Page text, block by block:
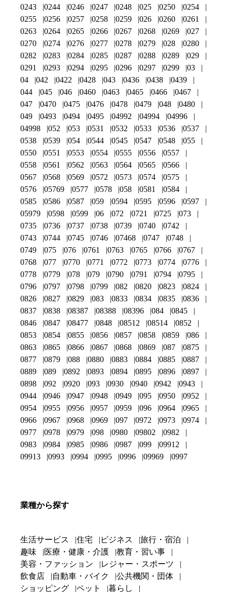
0243 0244 0246 0247 0248 025 0250
0254
0255
0256 0257 0258 0259 026 0260
0261
0263
0264 0265 0266 0267 0268 0269
027
0270
0274 0276 0277 0278 0279 028
0280
0282
0283 0284 0285 0287 0288 0289
029
0291
0293 0294 0295 0296 0297 0299
03
04
042 0422 0428 043 0436 0438
0439
044
045 046 0460 0463 0465 0466
0467
047
0470 0475 0476 0478 0479 048
0480
049
0493 0494 0495 04992 04994
04996
04998
052 053 0531 0532 0533 0536
0537
0538
0539 054 0544 0545 0547 0548
055
0550
0551 0553 0554 0555 0556
0557
0558
0561 0562 0563 0564 0565
0566
0567
0568 0569 0572 0573 0574
0575
0576
05769 0577 0578 058 0581
0584
0585
0586 0587 059 0594 0595 0596
0597
05979
0598 0599 06 072 0721 0725
073
0735
0736 0737 0738 0739 0740
0742
0743
0744 0745 0746 07468 0747
0748
0749
075 076 0761 0763 0765 0766
0767
0768
077 0770 0771 0772 0773 0774
0776
0778
0779 078 079 0790 0791 0794
0795
0796
0797 0798 0799 082 0820 0823
0824
0826
0827 0829 083 0833 0834 0835
0836
0837
0838 08387 08388 08396 084
0845
0846
0847 08477 0848 08512 08514
0852
0853
0854 0855 0856 0857 0858 0859
086
0863
0865 0866 0867 0868 0869 087
0875
0877
0879 088 0880 0883 0884 0885
0887
0889
089 0892 0893 0894 0895 0896
0897
0898
092 0920 093 0930 0940 0942
0943
0944
0946 0947 0948 0949 095 0950
0952
0954
0955 0956 0957 0959 096 0964
0965
0966
0967 0968 0969 097 0972 0973
0974
0977
0978 0979 098 0980 09802
0982
0983
0984 0985 0986 0987 099
09912
09913
0993 0994 0995 0996 09969 0997
業種から探す
生活サービス 住宅 ビジネス
旅行・宿泊
趣味
医療・健康・介護
教育・習い事
美容・ファッション
レジャー・スポーツ
飲食店
自動車・バイク
公共機関・団体
ショッピング
ペット
暮らし